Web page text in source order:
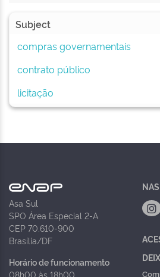
Subject
compras governamentais
contrato público
licitação
Asa Sul
SPO Área Especial 2-A
CEP 70.610-900
Brasília/DF
Horário de funcionamento
08h00 às 18h00